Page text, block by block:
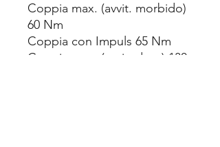
Coppia max. (avvit. morbido)
60 Nm
Coppia con Impuls 65 Nm
Coppia max. (avvit. duro) 130